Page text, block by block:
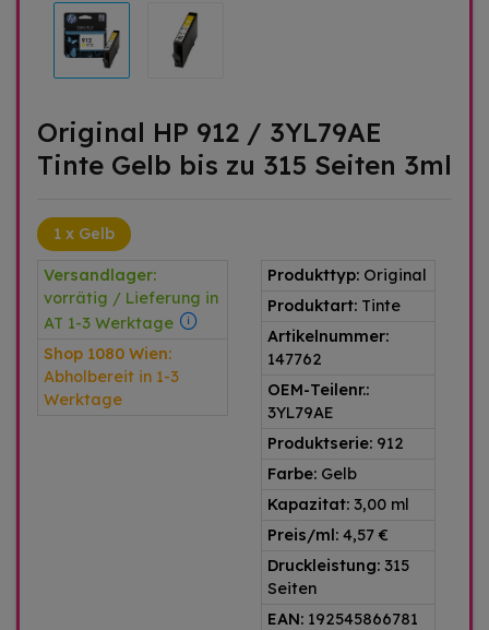
Original HP 912 / 3YL79AE
Tinte Gelb bis zu 315 Seiten 3ml
1 x Gelb
Versandlager:
vorrätig / Lieferung in
AT 1-3 Werktage
Shop 1080 Wien:
Abholbereit in 1-3
Werktage
Produkttyp: Original
Produktart: Tinte
Artikelnummer:
147762
OEM-Teilenr.:
3YL79AE
Produktserie: 912
Farbe: Gelb
Kapazitat: 3,00 ml
Preis/ml: 4,57 €
Druckleistung: 315
Seiten
EAN: 192545866781